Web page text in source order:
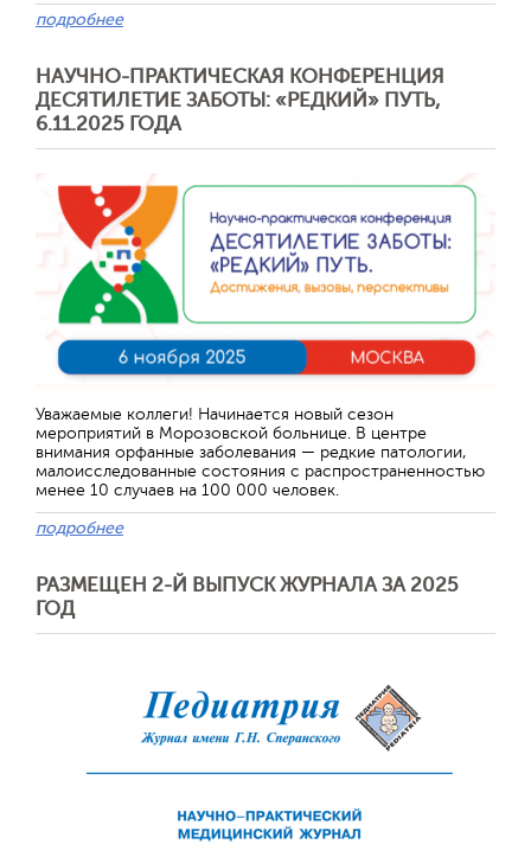
подробнее
НАУЧНО-ПРАКТИЧЕСКАЯ КОНФЕРЕНЦИЯ
ДЕСЯТИЛЕТИЕ ЗАБОТЫ: «РЕДКИЙ» ПУТЬ,
6.11.2025 ГОДА
Уважаемые коллеги! Начинается новый сезон
мероприятий в Морозовской больнице. В центре
внимания орфанные заболевания — редкие патологии,
малоисследованные состояния с распространенностью
менее 10 случаев на 100 000 человек.
подробнее
РАЗМЕЩЕН 2-Й ВЫПУСК ЖУРНАЛА ЗА 2025
ГОД